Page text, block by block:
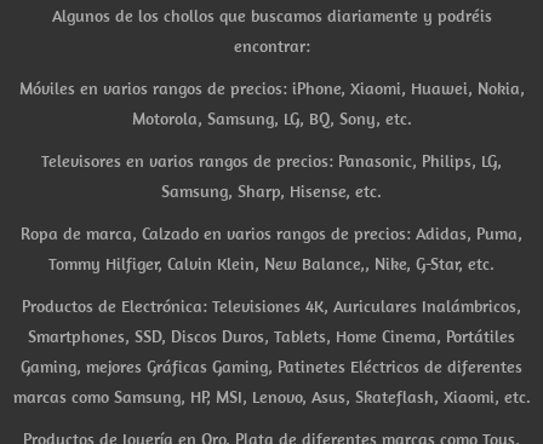
Algunos de los chollos que buscamos diariamente y podréis
encontrar:
Móviles en varios rangos de precios: iPhone, Xiaomi, Huawei, Nokia,
Motorola, Samsung, LG, BQ, Sony, etc.
Televisores en varios rangos de precios: Panasonic, Philips, LG,
Samsung, Sharp, Hisense, etc.
Ropa de marca, Calzado en varios rangos de precios: Adidas, Puma,
Tommy Hilfiger, Calvin Klein, New Balance,, Nike, G-Star, etc.
Productos de Electrónica: Televisiones 4K, Auriculares Inalámbricos,
Smartphones, SSD, Discos Duros, Tablets, Home Cinema, Portátiles
Gaming, mejores Gráficas Gaming, Patinetes Eléctricos de diferentes
marcas como Samsung, HP, MSI, Lenovo, Asus, Skateflash, Xiaomi, etc.
Productos de Joyería en Oro, Plata de diferentes marcas como Tous,